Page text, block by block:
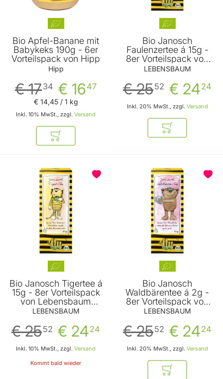
Bio Apfel-Banane mit
Babykeks 190g - 6er
Vorteilspack von Hipp
Hipp
€ 1647
€ 1734
Inkl. 10% MwSt., zzgl. Versand
€ 14,45/ 1 kg
In den Warenkorb
Bio Janosch
Faulenzertee á 15g -
8er Vorteilspack von
Lebensbaum Janosch
LEBENSBAUM
€ 2424
€ 2552
Inkl. 20% MwSt., zzgl. Versand
In den
Bio Janosch Tigertee á
15g - 8er Vorteilspack
von Lebensbaum
Janosch Tee
LEBENSBAUM
€ 2424
€ 2552
Inkl. 10% MwSt., zzgl. Versand
Kommt bald wieder
Bio Janosch
Waldbärentee á 2g -
8er Vorteilspack von
Lebensbaum Janosch
LEBENSBAUM
€ 2424
€ 2552
Inkl. 20% MwSt., zzgl. Versand
In den